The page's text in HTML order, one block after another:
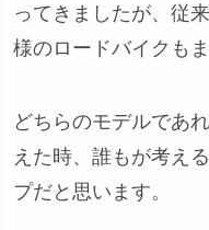
ってきましたが、従
様のロードバイクも
どちらのモデルであ
えた時、誰もが考え
プだと思います。